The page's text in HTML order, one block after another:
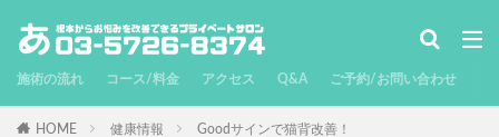
施術の流れ コース/料金 アクセス Q&A ご予約/お問い合わせ
HOME 健康情報 Goodサインで猫背改善！